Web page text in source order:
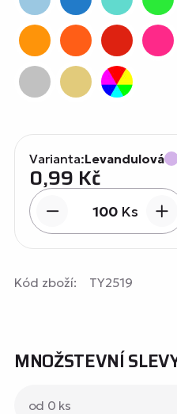
Varianta:Levandulová
0,99 Kč
Ks
Kód zboží: TY2519
MNOŽSTEVNÍ
od 0 ks